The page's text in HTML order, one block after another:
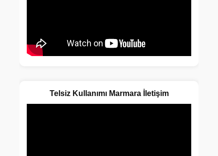
Telsiz Kullanımı Marmara İletişim